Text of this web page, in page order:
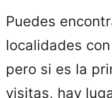
Puedes
localidades
pero si es la
visitas, hay